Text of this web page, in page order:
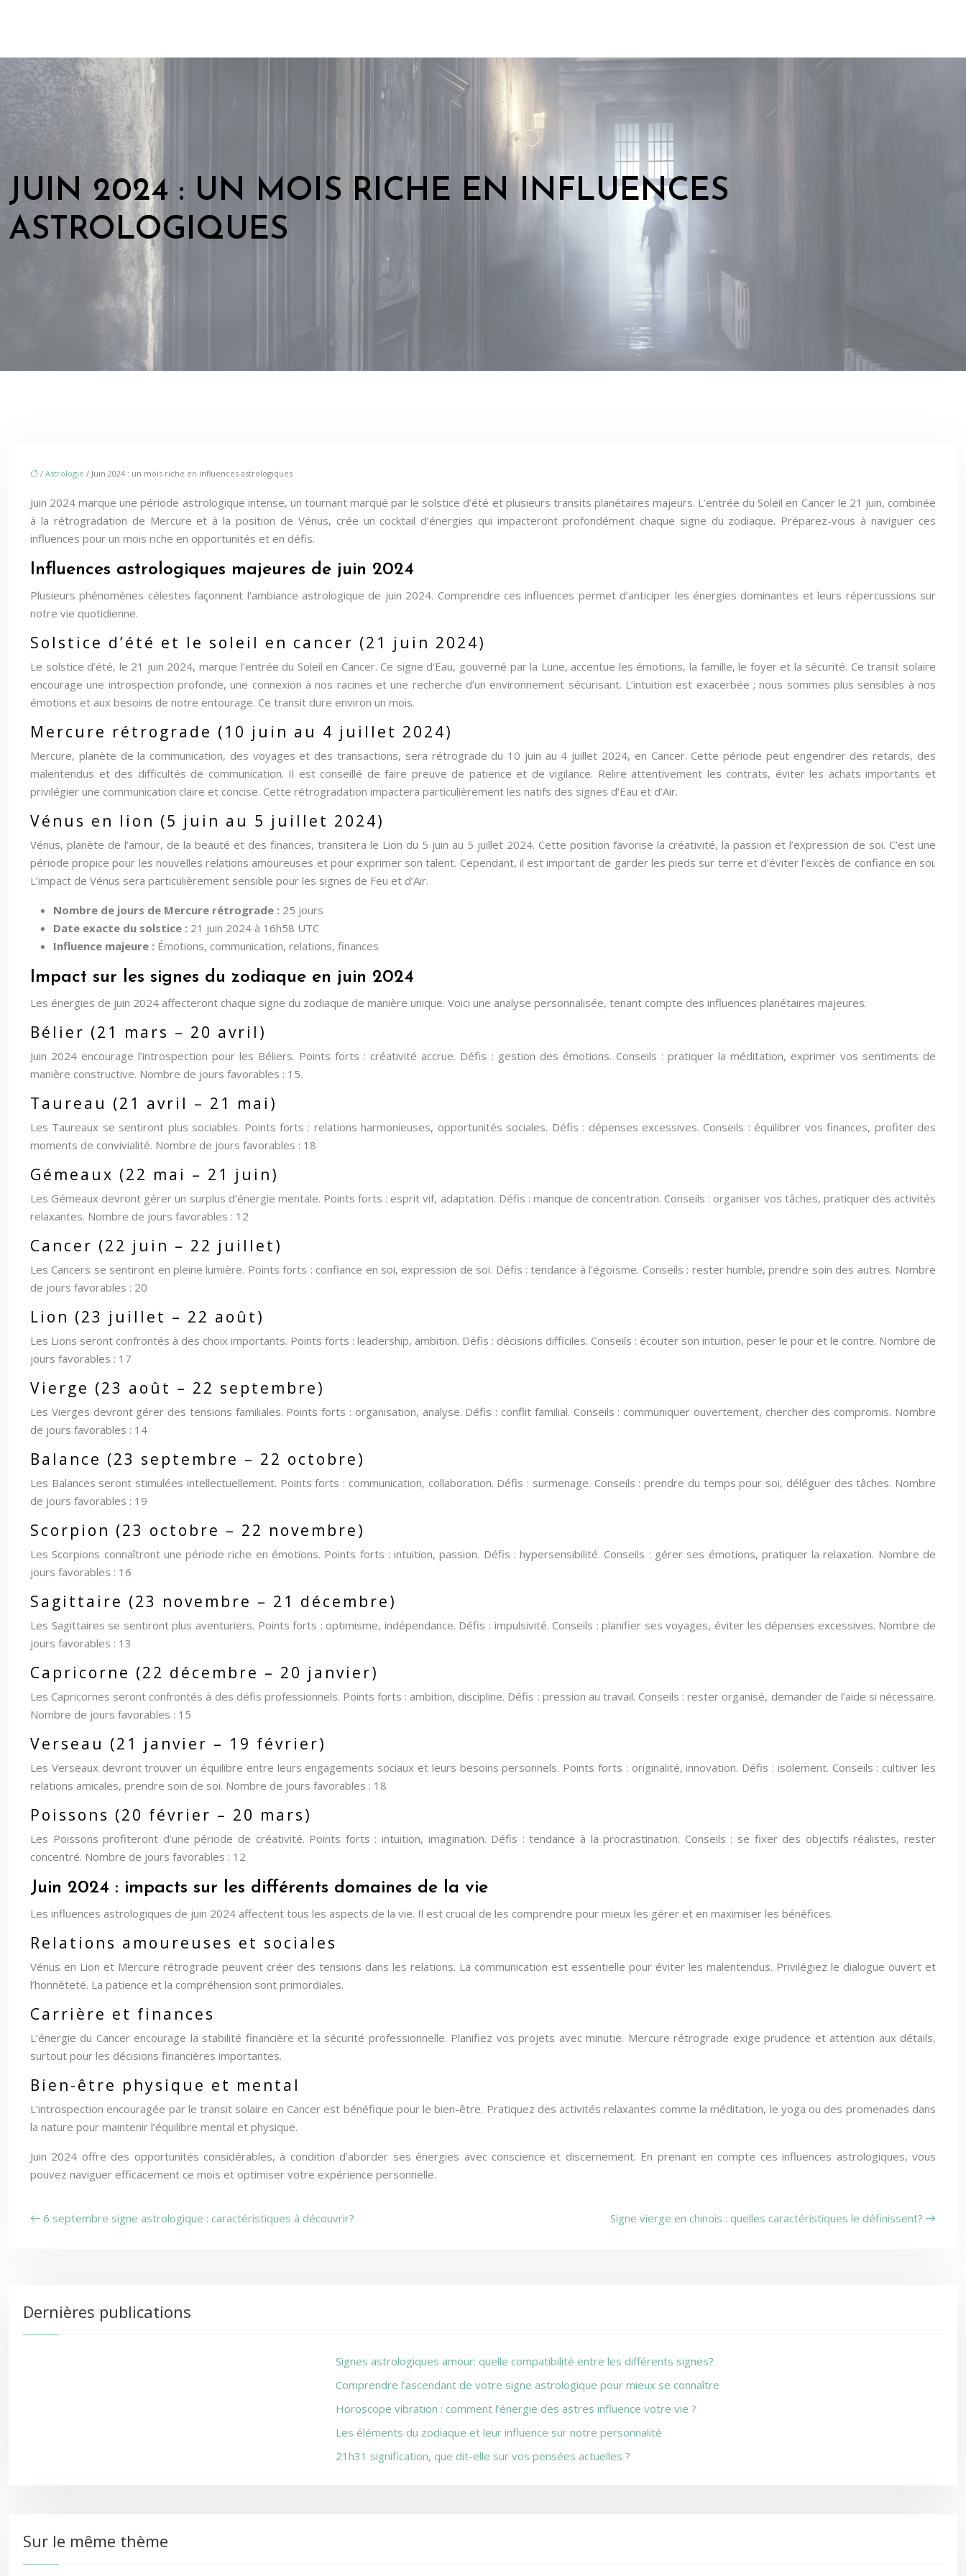
JUIN 2024 : UN MOIS RICHE EN INFLUENCES
ASTROLOGIQUES
/ Astrologie / Juin 2024 : un mois riche en influences astrologiques
Juin 2024 marque une période astrologique intense, un tournant marqué par le solstice d’été et plusieurs transits planétaires majeurs. L’entrée du Soleil en Cancer le 21 juin, combinée
à la rétrogradation de Mercure et à la position de Vénus, crée un cocktail d’énergies qui impacteront profondément chaque signe du zodiaque. Préparez-vous à naviguer ces
influences pour un mois riche en opportunités et en défis.
Influences astrologiques majeures de juin 2024
Plusieurs phénomènes célestes façonnent l’ambiance astrologique de juin 2024. Comprendre ces influences permet d’anticiper les énergies dominantes et leurs répercussions sur
notre vie quotidienne.
Solstice d’été et le soleil en cancer (21 juin 2024)
Le solstice d’été, le 21 juin 2024, marque l’entrée du Soleil en Cancer. Ce signe d’Eau, gouverné par la Lune, accentue les émotions, la famille, le foyer et la sécurité. Ce transit solaire
encourage une introspection profonde, une connexion à nos racines et une recherche d’un environnement sécurisant. L’intuition est exacerbée ; nous sommes plus sensibles à nos
émotions et aux besoins de notre entourage. Ce transit dure environ un mois.
Mercure rétrograde (10 juin au 4 juillet 2024)
Mercure, planète de la communication, des voyages et des transactions, sera rétrograde du 10 juin au 4 juillet 2024, en Cancer. Cette période peut engendrer des retards, des
malentendus et des difficultés de communication. Il est conseillé de faire preuve de patience et de vigilance. Relire attentivement les contrats, éviter les achats importants et
privilégier une communication claire et concise. Cette rétrogradation impactera particulièrement les natifs des signes d’Eau et d’Air.
Vénus en lion (5 juin au 5 juillet 2024)
Vénus, planète de l’amour, de la beauté et des finances, transitera le Lion du 5 juin au 5 juillet 2024. Cette position favorise la créativité, la passion et l’expression de soi. C’est une
période propice pour les nouvelles relations amoureuses et pour exprimer son talent. Cependant, il est important de garder les pieds sur terre et d’éviter l’excès de confiance en soi.
L’impact de Vénus sera particulièrement sensible pour les signes de Feu et d’Air.
Nombre de jours de Mercure rétrograde : 25 jours
Date exacte du solstice : 21 juin 2024 à 16h58 UTC
Influence majeure : Émotions, communication, relations, finances
Impact sur les signes du zodiaque en juin 2024
Les énergies de juin 2024 affecteront chaque signe du zodiaque de manière unique. Voici une analyse personnalisée, tenant compte des influences planétaires majeures.
Bélier (21 mars – 20 avril)
Juin 2024 encourage l’introspection pour les Béliers. Points forts : créativité accrue. Défis : gestion des émotions. Conseils : pratiquer la méditation, exprimer vos sentiments de
manière constructive. Nombre de jours favorables : 15.
Taureau (21 avril – 21 mai)
Les Taureaux se sentiront plus sociables. Points forts : relations harmonieuses, opportunités sociales. Défis : dépenses excessives. Conseils : équilibrer vos finances, profiter des
moments de convivialité. Nombre de jours favorables : 18
Gémeaux (22 mai – 21 juin)
Les Gémeaux devront gérer un surplus d’énergie mentale. Points forts : esprit vif, adaptation. Défis : manque de concentration. Conseils : organiser vos tâches, pratiquer des activités
relaxantes. Nombre de jours favorables : 12
Cancer (22 juin – 22 juillet)
Les Cancers se sentiront en pleine lumière. Points forts : confiance en soi, expression de soi. Défis : tendance à l’égoïsme. Conseils : rester humble, prendre soin des autres. Nombre
de jours favorables : 20
Lion (23 juillet – 22 août)
Les Lions seront confrontés à des choix importants. Points forts : leadership, ambition. Défis : décisions difficiles. Conseils : écouter son intuition, peser le pour et le contre. Nombre de
jours favorables : 17
Vierge (23 août – 22 septembre)
Les Vierges devront gérer des tensions familiales. Points forts : organisation, analyse. Défis : conflit familial. Conseils : communiquer ouvertement, chercher des compromis. Nombre
de jours favorables : 14
Balance (23 septembre – 22 octobre)
Les Balances seront stimulées intellectuellement. Points forts : communication, collaboration. Défis : surmenage. Conseils : prendre du temps pour soi, déléguer des tâches. Nombre
de jours favorables : 19
Scorpion (23 octobre – 22 novembre)
Les Scorpions connaîtront une période riche en émotions. Points forts : intuition, passion. Défis : hypersensibilité. Conseils : gérer ses émotions, pratiquer la relaxation. Nombre de
jours favorables : 16
Sagittaire (23 novembre – 21 décembre)
Les Sagittaires se sentiront plus aventuriers. Points forts : optimisme, indépendance. Défis : impulsivité. Conseils : planifier ses voyages, éviter les dépenses excessives. Nombre de
jours favorables : 13
Capricorne (22 décembre – 20 janvier)
Les Capricornes seront confrontés à des défis professionnels. Points forts : ambition, discipline. Défis : pression au travail. Conseils : rester organisé, demander de l’aide si nécessaire.
Nombre de jours favorables : 15
Verseau (21 janvier – 19 février)
Les Verseaux devront trouver un équilibre entre leurs engagements sociaux et leurs besoins personnels. Points forts : originalité, innovation. Défis : isolement. Conseils : cultiver les
relations amicales, prendre soin de soi. Nombre de jours favorables : 18
Poissons (20 février – 20 mars)
Les Poissons profiteront d’une période de créativité. Points forts : intuition, imagination. Défis : tendance à la procrastination. Conseils : se fixer des objectifs réalistes, rester
concentré. Nombre de jours favorables : 12
Juin 2024 : impacts sur les différents domaines de la vie
Les influences astrologiques de juin 2024 affectent tous les aspects de la vie. Il est crucial de les comprendre pour mieux les gérer et en maximiser les bénéfices.
Relations amoureuses et sociales
Vénus en Lion et Mercure rétrograde peuvent créer des tensions dans les relations. La communication est essentielle pour éviter les malentendus. Privilégiez le dialogue ouvert et
l’honnêteté. La patience et la compréhension sont primordiales.
Carrière et finances
L’énergie du Cancer encourage la stabilité financière et la sécurité professionnelle. Planifiez vos projets avec minutie. Mercure rétrograde exige prudence et attention aux détails,
surtout pour les décisions financières importantes.
Bien-être physique et mental
L’introspection encouragée par le transit solaire en Cancer est bénéfique pour le bien-être. Pratiquez des activités relaxantes comme la méditation, le yoga ou des promenades dans
la nature pour maintenir l’équilibre mental et physique.
Juin 2024 offre des opportunités considérables, à condition d’aborder ses énergies avec conscience et discernement. En prenant en compte ces influences astrologiques, vous
pouvez naviguer efficacement ce mois et optimiser votre expérience personnelle.
6 septembre signe astrologique : caractéristiques à découvrir? Signe vierge en chinois : quelles caractéristiques le définissent?
Dernières publications
Signes astrologiques amour: quelle compatibilité entre les différents signes?
Comprendre l’ascendant de votre signe astrologique pour mieux se connaître
Horoscope vibration : comment l’énergie des astres influence votre vie ?
Les éléments du zodiaque et leur influence sur notre personnalité
21h31 signification, que dit-elle sur vos pensées actuelles ?
Sur le même thème